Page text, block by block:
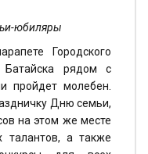
юбиляры
Городского
Батайска рядом с
пройдет молебен.
Дню семьи,
на этом же месте
талантов, а также